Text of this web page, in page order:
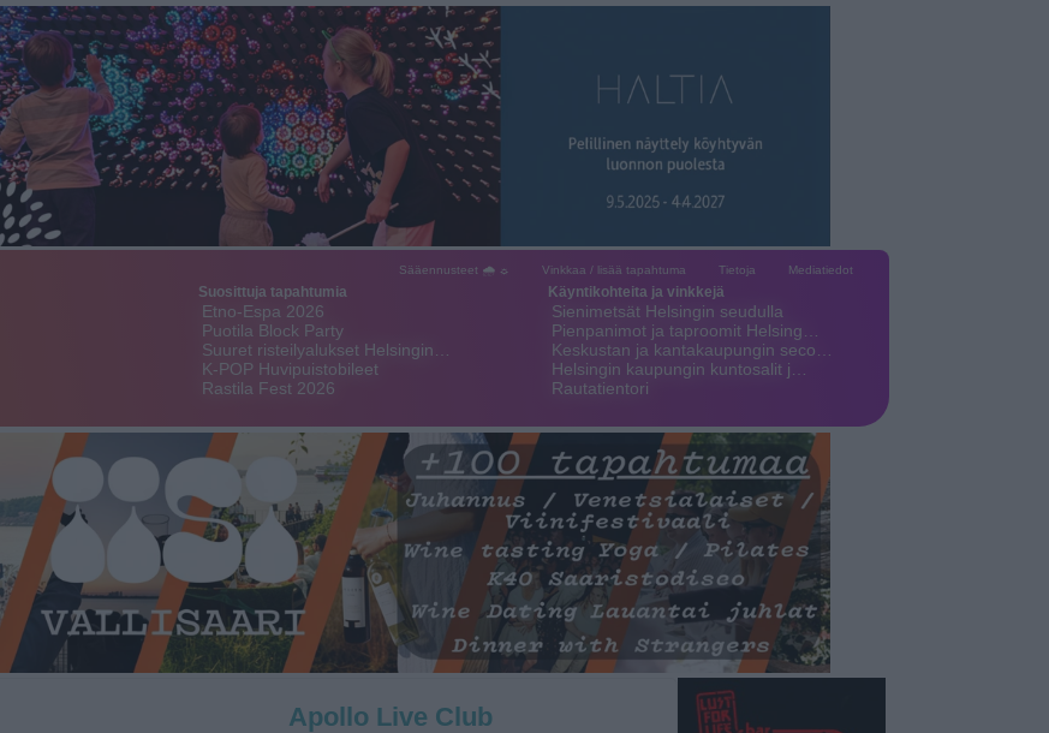
Sääennusteet 🌧 ☼ Vinkkaa / lisää tapahtuma Tietoja Mediatiedot
Suosittuja tapahtumia
Etno-Espa 2026
Puotila Block Party
Suuret risteilyalukset Helsingin…
K-POP Huvipuistobileet
Rastila Fest 2026
Käyntikohteita ja vinkkejä
Sienimetsät Helsingin seudulla
Pienpanimot ja taproomit Helsing…
Keskustan ja kantakaupungin seco…
Helsingin kaupungin kuntosalit j…
Rautatientori
Apollo Live Club